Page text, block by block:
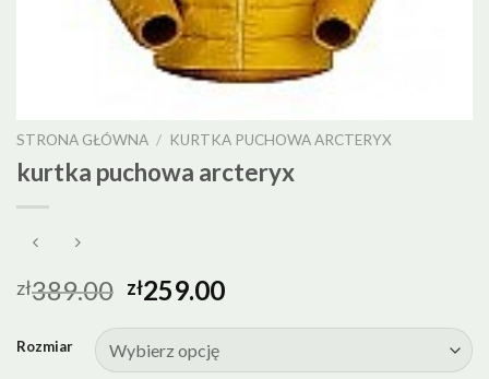
STRONA GŁÓWNA / KURTKA PUCHOWA ARCTERYX
kurtka puchowa arcteryx
zł389.00 zł259.00
Rozmiar